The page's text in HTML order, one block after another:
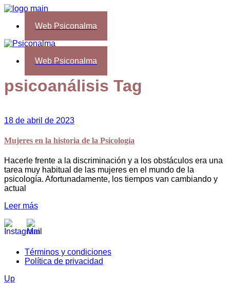
Web Psiconalma
Web Psiconalma
psicoanálisis Tag
18 de abril de 2023
Mujeres en la historia de la Psicología
Hacerle frente a la discriminación y a los obstáculos era una
tarea muy habitual de las mujeres en el mundo de la
psicología. Afortunadamente, los tiempos van cambiando y
actual
Leer más
Términos y condiciones
Política de privacidad
Up